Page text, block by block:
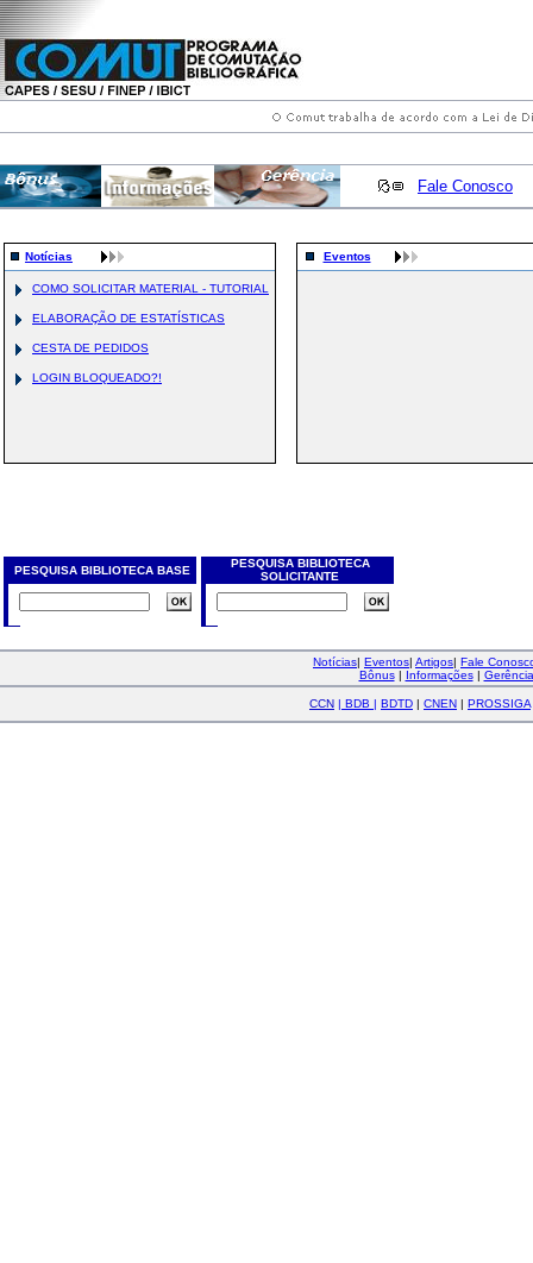
Fale Conosco
Notícias
COMO SOLICITAR MATERIAL - TUTORIAL
ELABORAÇÃO DE ESTATÍSTICAS
CESTA DE PEDIDOS
LOGIN BLOQUEADO?!
Eventos
PESQUISA BIBLIOTECA BASE
PESQUISA BIBLIOTECA
SOLICITANTE
Notícias| Eventos| Artigos| Fale
Bônus| Informações| Gerência
CCN | BDB | BDTD | CNEN | PROSSIGA